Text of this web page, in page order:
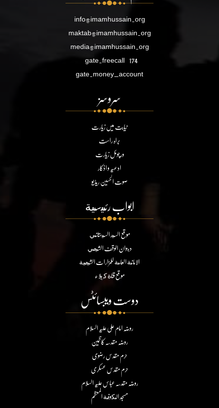
info@imamhussain.org
maktab@imamhussain.org
media@imamhussain.org
gate.freecall 174
gate.money_account
سروسز
نیابت میں زیارت
براہ راست
ورچوئل زیارت
ادعیہ و اذکار
صوت الحسین ریڈیو
ابواب رئيسية
موقع السيد السيستاني
ديوان الوقف الشيعي
الامانة العامة للمزارات الشيعية
موقع قناة كربلاء
دوست ویبسائٹس
روضہ امام علی علیہ السلام
روضہ مقدسہ کاظمین
حرم مقدس رضوی
حرم مقدس عسکری
روضہ مقدسہ عباس علیہ السلام
مسجد الكوفة المعظم